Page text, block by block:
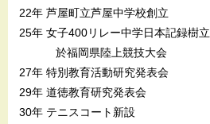
22年 芦屋町立芦屋中学校創立
25年 女子400リレー中学日本記録樹立
於福岡県陸上競技大会
27年 特別教育活動研究発表会
29年 道徳教育研究発表会
30年 テニスコート新設